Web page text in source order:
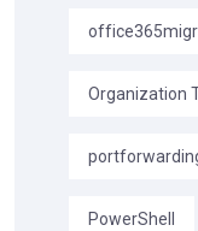
Organization
PowerShell